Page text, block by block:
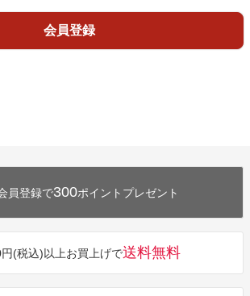
会員登録
員登録で300ポイントプレゼント
(税込)以上お買上げで送料無料